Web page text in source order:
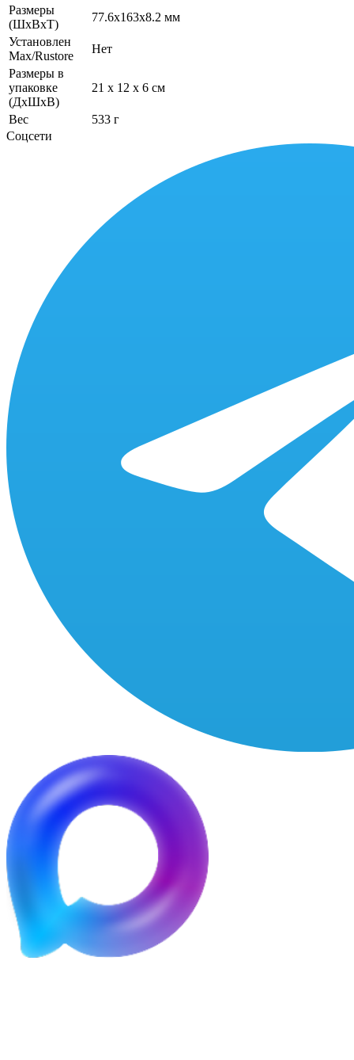
Размеры
(ШхВхТ)
77.6x163x8.2 мм
Установлен
Max/Rustore
Нет
Размеры в
упаковке
(ДхШхВ)
21 x 12 x 6 см
Вес
533 г
Соцсети